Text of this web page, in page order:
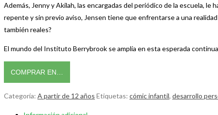
Además, Jenny y Akilah, las encargadas del periódico de la escuela,
repente y sin previo aviso, Jensen tiene que enfrentarse a una
también reales?
El mundo del Instituto Berrybrook se amplía en esta esperada
COMPRAR EN…
Categoría: A partir de 12 años Etiquetas: cómic infantil, desarrollo